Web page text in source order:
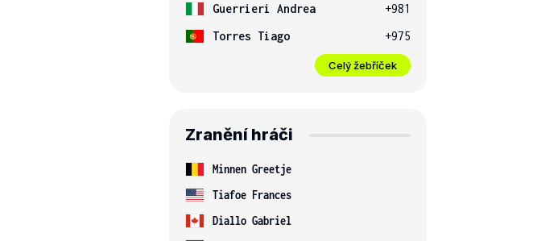
Guerrieri Andrea
+981
Torres Tiago
+975
Celý žebříček
Zranění hráči
Minnen Greetje
Tiafoe Frances
Diallo Gabriel